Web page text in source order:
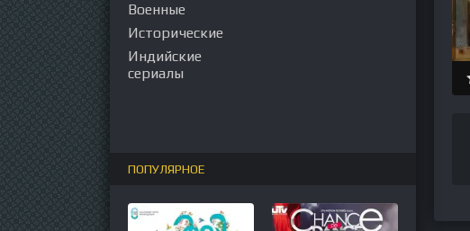
Военные
Исторические
Индийские
сериалы
ПОПУЛЯРНОЕ